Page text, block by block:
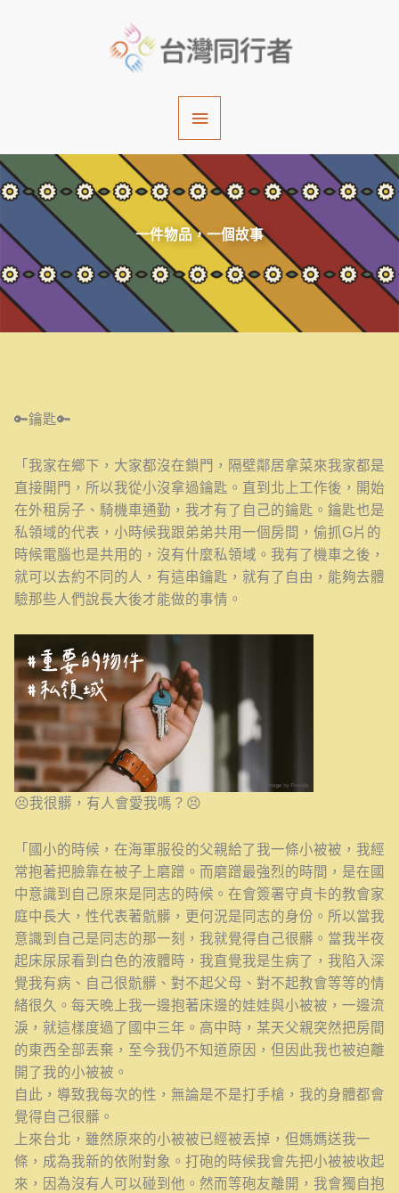
主
要
選
單
一件物品，一個故事
🔑鑰匙🔑
「我家在鄉下，大家都沒在鎖門，隔壁鄰居拿菜來我家都是
直接開門，所以我從小沒拿過鑰匙。直到北上工作後，開始
在外租房子、騎機車通勤，我才有了自己的鑰匙。鑰匙也是
私領域的代表，小時候我跟弟弟共用一個房間，偷抓G片的
時候電腦也是共用的，沒有什麼私領域。我有了機車之後，
就可以去約不同的人，有這串鑰匙，就有了自由，能夠去體
驗那些人們說長大後才能做的事情。
😣我很髒，有人會愛我嗎？😣
「國小的時候，在海軍服役的父親給了我一條小被被，我經
常抱著把臉靠在被子上磨蹭。而磨蹭最強烈的時間，是在國
中意識到自己原來是同志的時候。在會簽署守貞卡的教會家
庭中長大，性代表著骯髒，更何況是同志的身份。所以當我
意識到自己是同志的那一刻，我就覺得自己很髒。當我半夜
起床尿尿看到白色的液體時，我直覺我是生病了，我陷入深
覺我有病、自己很骯髒、對不起父母、對不起教會等等的情
緒很久。每天晚上我一邊抱著床邊的娃娃與小被被，一邊流
淚，就這樣度過了國中三年。高中時，某天父親突然把房間
的東西全部丟棄，至今我仍不知道原因，但因此我也被迫離
開了我的小被被。
自此，導致我每次的性，無論是不是打手槍，我的身體都會
覺得自己很髒。
上來台北，雖然原來的小被被已經被丟掉，但媽媽送我一
條，成為我新的依附對象。打砲的時候我會先把小被被收起
來，因為沒有人可以碰到他。然而等砲友離開，我會獨自抱